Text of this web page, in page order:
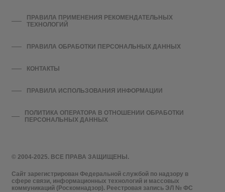
© 2004-2025. ВСЕ ПРАВА ЗАЩИЩЕНЫ.
Сайт зарегистрирован Федеральной службой по надзору в
сфере связи, информационных технологий и массовых
коммуникаций (Роскомнадзор). Реестровая запись ЭЛ № ФС
ПРАВИЛА ПРИМЕНЕНИЯ РЕКОМЕНДАТЕЛЬНЫХ
ТЕХНОЛОГИЙ
ПРАВИЛА ОБРАБОТКИ ПЕРСОНАЛЬНЫХ ДАННЫХ
КОНТАКТЫ
ПРАВИЛА ИСПОЛЬЗОВАНИЯ ИНФОРМАЦИИ
ПОЛИТИКА ОПЕРАТОРА В ОТНОШЕНИИ ОБРАБОТКИ
ПЕРСОНАЛЬНЫХ ДАННЫХ